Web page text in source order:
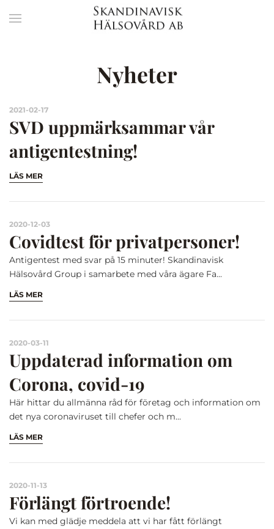
Nyheter
2021-02-17
SVD uppmärksammar vår
antigentestning!
LÄS MER
2020-12-03
Covidtest för privatpersoner!
Antigentest med svar på 15 minuter! Skandinavisk
Hälsovård Group i samarbete med våra ägare Fa...
LÄS MER
2020-03-11
Uppdaterad information om
Corona, covid-19
Här hittar du allmänna råd för företag och information om
det nya coronaviruset till chefer och m...
LÄS MER
2020-11-13
Förlängt förtroende!
Vi kan med glädje meddela att vi har fått förlängt